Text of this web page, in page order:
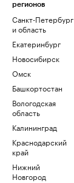
регионов
Санкт-Петербург
и область
Екатеринбург
Новосибирск
Омск
Башкортостан
Вологодская
область
Калининград
Краснодарский
край
Нижний
Новгород